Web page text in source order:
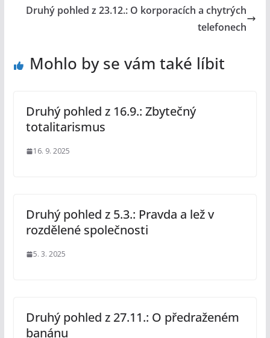
Druhý pohled z 23.12.: O korporacích a chytrých
telefonech
Mohlo by se vám také líbit
Druhý pohled z 16.9.: Zbytečný
totalitarismus
16. 9. 2025
Druhý pohled z 5.3.: Pravda a lež v
rozdělené společnosti
5. 3. 2025
Druhý pohled z 27.11.: O předraženém
banánu